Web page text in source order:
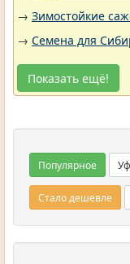
→ Зимостойкие
→ Семена для
Показать ещё!
Популярное
Стало дешевле